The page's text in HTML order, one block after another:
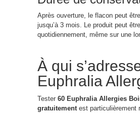
Après ouverture, le flacon peut
jusqu’à 3 mois. Le produit peut
quotidiennement, même sur une
À qui
Euphralia
Tester 60 Euphralia Allergies
gratuitement est particulièrement